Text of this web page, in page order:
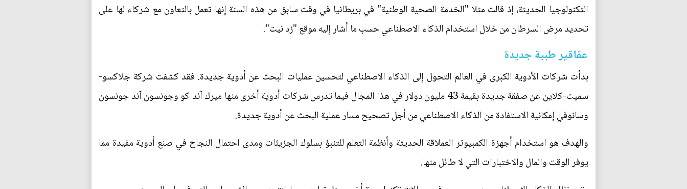
التكنولوجيا الحديثة، إذ قالت مثلا "الخدمة الصحية الوطنية" في بريطانيا في وقت سابق من هذه السنة إنها تعمل بالتعاون مع شركاء لها على
تحديد مرض السرطان من خلال استخدام الذكاء الاصطناعي حسب ما أشار إليه موقع "زد نيت".
عقاقير طبية جديدة
بدأت شركات الأدوية الكبرى في العالم التحول إلى الذكاء الاصطناعي لتحسين عمليات البحث عن أدوية جديدة. فقد كشفت شركة جلاكسو-
سميث-كلاين عن صفقة جديدة بقيمة 43 مليون دولار في هذا المجال فيما تدرس شركات أدوية أخرى منها ميرك آند كو وجونسون آند جونسون
وسانوفي إمكانية الاستفادة من الذكاء الاصطناعي من أجل تصحيح مسار عملية البحث عن أدوية جديدة.
والهدف هو استخدام أجهزة الكمبيوتر العملاقة الحديثة وأنظمة التعلم للتنبؤ بسلوك الجزيئات ومدى احتمال النجاح في صنع أدوية مفيدة مما
يوفر الوقت والمال والاختبارات التي لا طائل منها.